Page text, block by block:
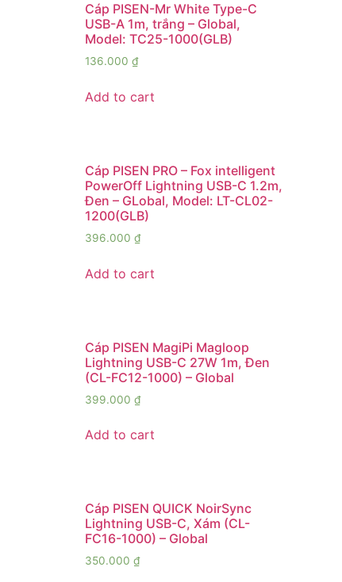
Cáp PISEN-Mr White Type-C
USB-A 1m, trắng – Global,
Model: TC25-1000(GLB)
136.000 ₫
Add to cart
Cáp PISEN PRO – Fox intelligent
PowerOff Lightning USB-C 1.2m,
Đen – GLobal, Model: LT-CL02-
1200(GLB)
396.000 ₫
Add to cart
Cáp PISEN MagiPi Magloop
Lightning USB-C 27W 1m, Đen
(CL-FC12-1000) – Global
399.000 ₫
Add to cart
Cáp PISEN QUICK NoirSync
Lightning USB-C, Xám (CL-
FC16-1000) – Global
350.000 ₫